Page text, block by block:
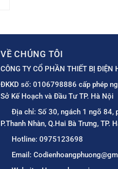
VỀ CHÚNG TÔI
CÔNG TY CỔ PHẦN THIẾT BỊ ĐIỆN
ĐKKD số: 0106798886 cấp phép
Sở Kế Hoạch và Đầu Tư TP. Hà Nội
Địa chỉ: Số 30, ngách 1 ngõ 84,
P.Thanh Nhàn, Q.Hai Bà Trưng, TP.
Hotline: 0975123698
Email: